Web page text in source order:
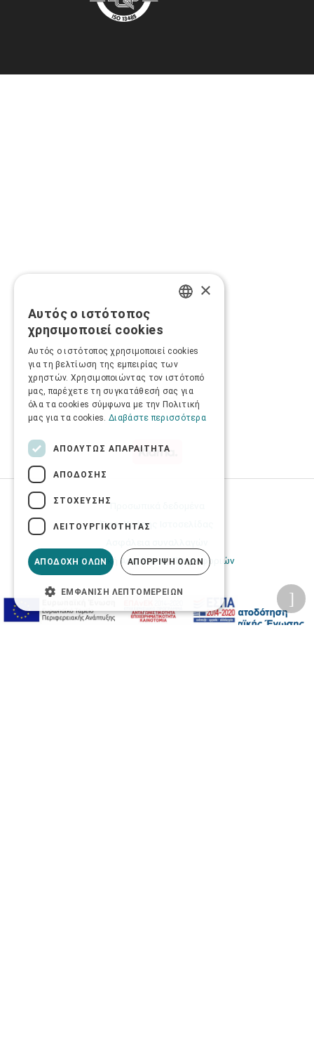
Προσωπικά δεδομένα
Όροι Χρήσης Ιστοσελίδας
Πολιτική Ασφάλειας Πληροφοριών
×
Αυτός ο ιστότοπος
χρησιμοποιεί cookies
Αυτός ο ιστότοπος χρησιμοποιεί cookies
για τη βελτίωση της εμπειρίας των
χρηστών. Χρησιμοποιώντας τον ιστότοπό
μας, παρέχετε τη συγκατάθεσή σας για
όλα τα cookies σύμφωνα με την Πολιτική
μας για τα cookies. Διαβάστε περισσότερα
ΑΠΟΛΎΤΩΣ ΑΠΑΡΑΊΤΗΤΑ
ΑΠΌΔΟΣΗΣ
ΣΤΌΧΕΥΣΗΣ
ΛΕΙΤΟΥΡΓΙΚΌΤΗΤΑΣ
ΑΠΟΔΟΧΉ ΌΛΩΝ ΑΠΌΡΡΙΨΗ ΌΛΩΝ
ΕΜΦΆΝΙΣΗ ΛΕΠΤΟΜΕΡΕΙΏΝ